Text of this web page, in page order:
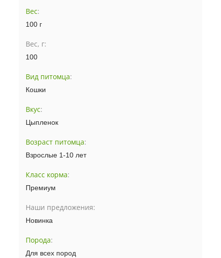
Вес:
100 г
Вес, г:
100
Вид питомца:
Кошки
Вкус:
Цыпленок
Возраст питомца:
Взрослые 1-10 лет
Класс корма:
Премиум
Наши предложения:
Новинка
Порода:
Для всех пород